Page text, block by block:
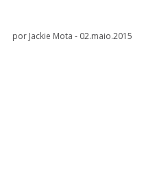
por Jackie Mota - 02.maio.2015